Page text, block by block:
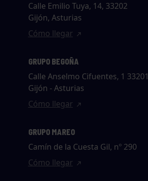
Calle Emilio Tuya, 14, 33202
Gijón, Asturias
Cómo llegar
GRUPO BEGOÑA
Calle Anselmo Cifuentes, 1 33201
Gijón - Asturias
Cómo llegar
GRUPO MAREO
Camín de la Cuesta Gil, nº 290
Cómo llegar